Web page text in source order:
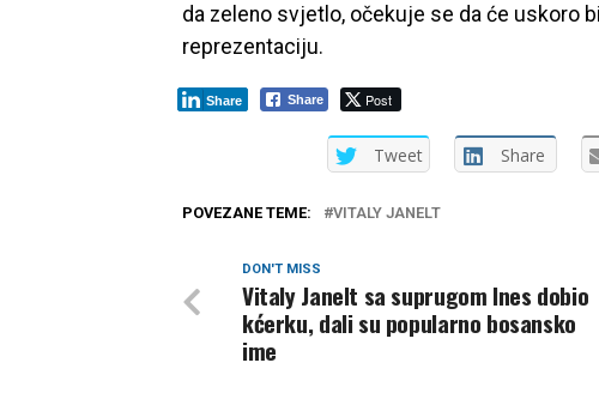
da zeleno svjetlo, očekuje se da će uskoro
reprezentaciju.
Share Post
Share
Tweet Share
POVEZANE TEME: VITALY JANELT
DON'T MISS
Vitaly Janelt sa suprugom Ines dobio
kćerku, dali su popularno bosansko
ime